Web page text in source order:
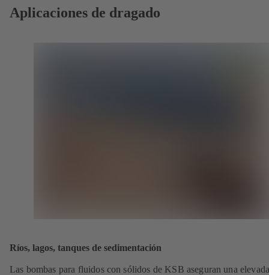
Aplicaciones de dragado
Ríos, lagos, tanques de sedimentación
Las bombas para fluidos con sólidos de KSB aseguran una